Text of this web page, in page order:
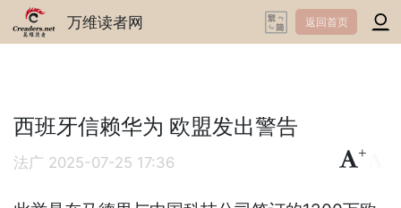
万维读者网 返回首页
西班牙信赖华为 欧盟发出警告
法广 2025-07-25 17:36
+